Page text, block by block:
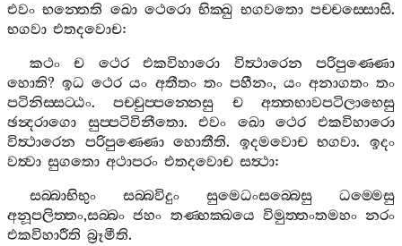
එවං භන‍්තෙති ඛො ථෙරො භික‍්ඛු භගවතො පච‍්චස‍්සොසි.
භගවා එතදවොච:
කථං
ච ථෙර එකවිහාරො විත්‍ථාරෙන
පරිපුණ‍්ණො
හොති?ඉධ ථෙර යං අතීතං තං පහීනං, යං අනාගතං තං
පටිනිස‍්සට‍්ඨං.පච‍්චුප‍්පන‍්නෙසු ච
අත‍්තභාවපටිලාභෙසු
ඡන්‍දරාගො
සුප‍්පටිවිනීතො.එවං ඛො ථෙර
එකවිහාරො
විත්‍ථාරෙන
පරිපුණ‍්ණො හොතීති. ඉදමවොච භගවා.ඉදං
වත්‍වා සුගතො අථාපරං එතදවොච සත්‍ථා:
සබ‍්බාභිභුං
සබ‍්බවිදුං සුමෙධංසබ‍්බෙසු
ධම‍්මෙසු
අනූපලිත‍්තං,සබ‍්බං ජහං තණ‍්හක‍්ඛයෙ විමුත‍්තංතමහං නරං
එකවිහාරීති බ්‍රූමීති.